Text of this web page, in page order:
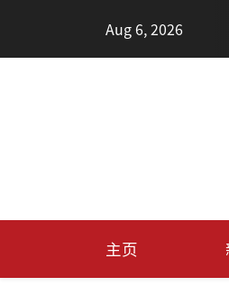
Aug 6, 2026
主页